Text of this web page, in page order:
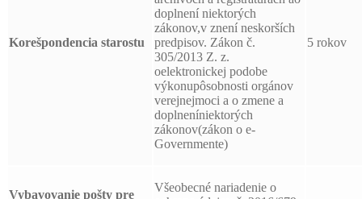
Korešpondencia starostu
doplnení niektorých
zákonov,v znení neskorších
predpisov. Zákon č.
305/2013 Z. z.
oelektronickej podobe
výkonupôsobnosti orgánov
verejnejmoci a o zmene a
doplneníniektorých
zákonov(zákon o e-
Governmente)
5 rokov
Vybavovanie pošty pre
Všeobecné nariadenie o